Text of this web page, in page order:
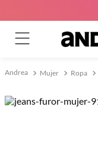
Mujer Ropa